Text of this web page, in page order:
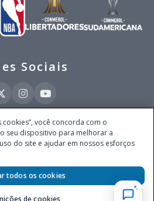
Sociais
Brasil LTDA (CNPJ 52.868.380/0001-84), com
Lima, nº 4.055, 3º andar, Itaim Bibi, no
São Paulo, CEP 04538-133, Brasil - empresa
quota fixa em todo território nacional pela
Ministério da Fazenda, conforme Portaria nº
publicada no DOU em 11.2.2025.
você concorda com o
seu dispositivo para melhorar a
do site e ajudar em nossos esforços
de cookies
todos os cookies